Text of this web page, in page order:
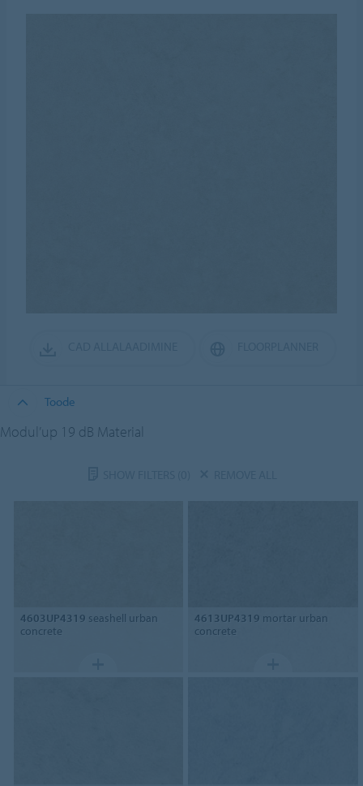
Toode
Modul’up 19 dB Material
4603UP4319 seashell urban
concrete
4613UP4319 mortar urban
concrete